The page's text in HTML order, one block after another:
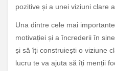
pozitive și a unei viziuni clare
Una dintre cele mai
motivației și a încrederii în
și să îți construiești o viziune
lucru te va ajuta să îți menții